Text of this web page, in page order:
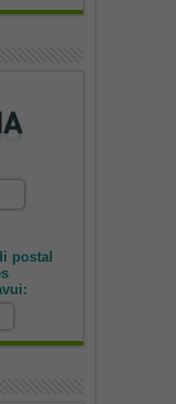
postal